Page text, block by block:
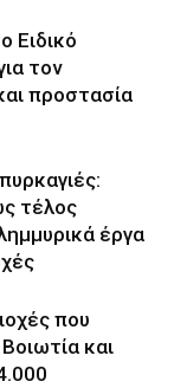
Ειδικό
τον
προστασία
τέλος
έργα
που
και